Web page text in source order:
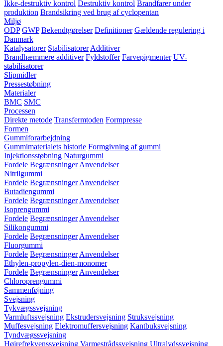
Ikke-destruktiv kontrol Destruktiv kontrol Brandfarer under
produktion Brandsikring ved brug af cyclopentan
Miljø
ODP GWP Bekendtgørelser Definitioner Gældende regulering i
Danmark
Katalysatorer Stabilisatorer Additiver
Brandhæmmere additiver Fyldstoffer Farvepigmenter UV-
stabilisatorer
Slipmidler
Pressestøbning
Materialer
BMC SMC
Processen
Direkte metode Transfermtoden Formpresse
Formen
Gummiforarbejdning
Gummimaterialets historie Formgivning af gummi
Injektionsstøbning Naturgummi
Fordele Begrænsninger Anvendelser
Nitrilgummi
Fordele Begrænsninger Anvendelser
Butadiengummi
Fordele Begrænsninger Anvendelser
Isoprengummi
Fordele Begrænsninger Anvendelser
Silikongummi
Fordele Begrænsninger Anvendelser
Fluorgummi
Fordele Begrænsninger Anvendelser
Ethylen-propylen-dien-monomer
Fordele Begrænsninger Anvendelser
Chloroprengummi
Sammenføjning
Svejsning
Tykvægssvejsning
Varmluftssvejsning Ekstrudersvejsning Struksvejsning
Muffesvejsning Elektromuffersvejsning Kantbuksvejsning
Tyndvægssvejsning
Højrefrekvenssvejsning Varmestrådssvejsning Ultralydssvejsning